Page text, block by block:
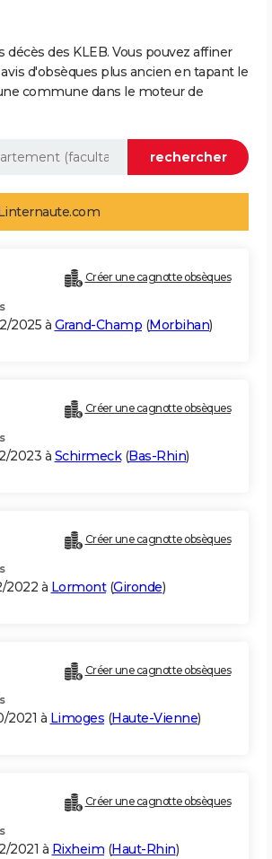
des KLEB. Vous pouvez affiner
d'obsèques plus ancien en tapant le
commune dans le moteur de
Créer une cagnotte obsèques
2025 à Grand-Champ (Morbihan)
Créer une cagnotte obsèques
2023 à Schirmeck(Bas-Rhin)
Créer une cagnotte obsèques
2022 à Lormont(Gironde)
Créer une cagnotte obsèques
2021 à Limoges (Haute-Vienne)
Créer une cagnotte obsèques
2021 à Rixheim (Haut-Rhin)